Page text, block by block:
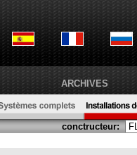
ARCHIVES
conctructeur: